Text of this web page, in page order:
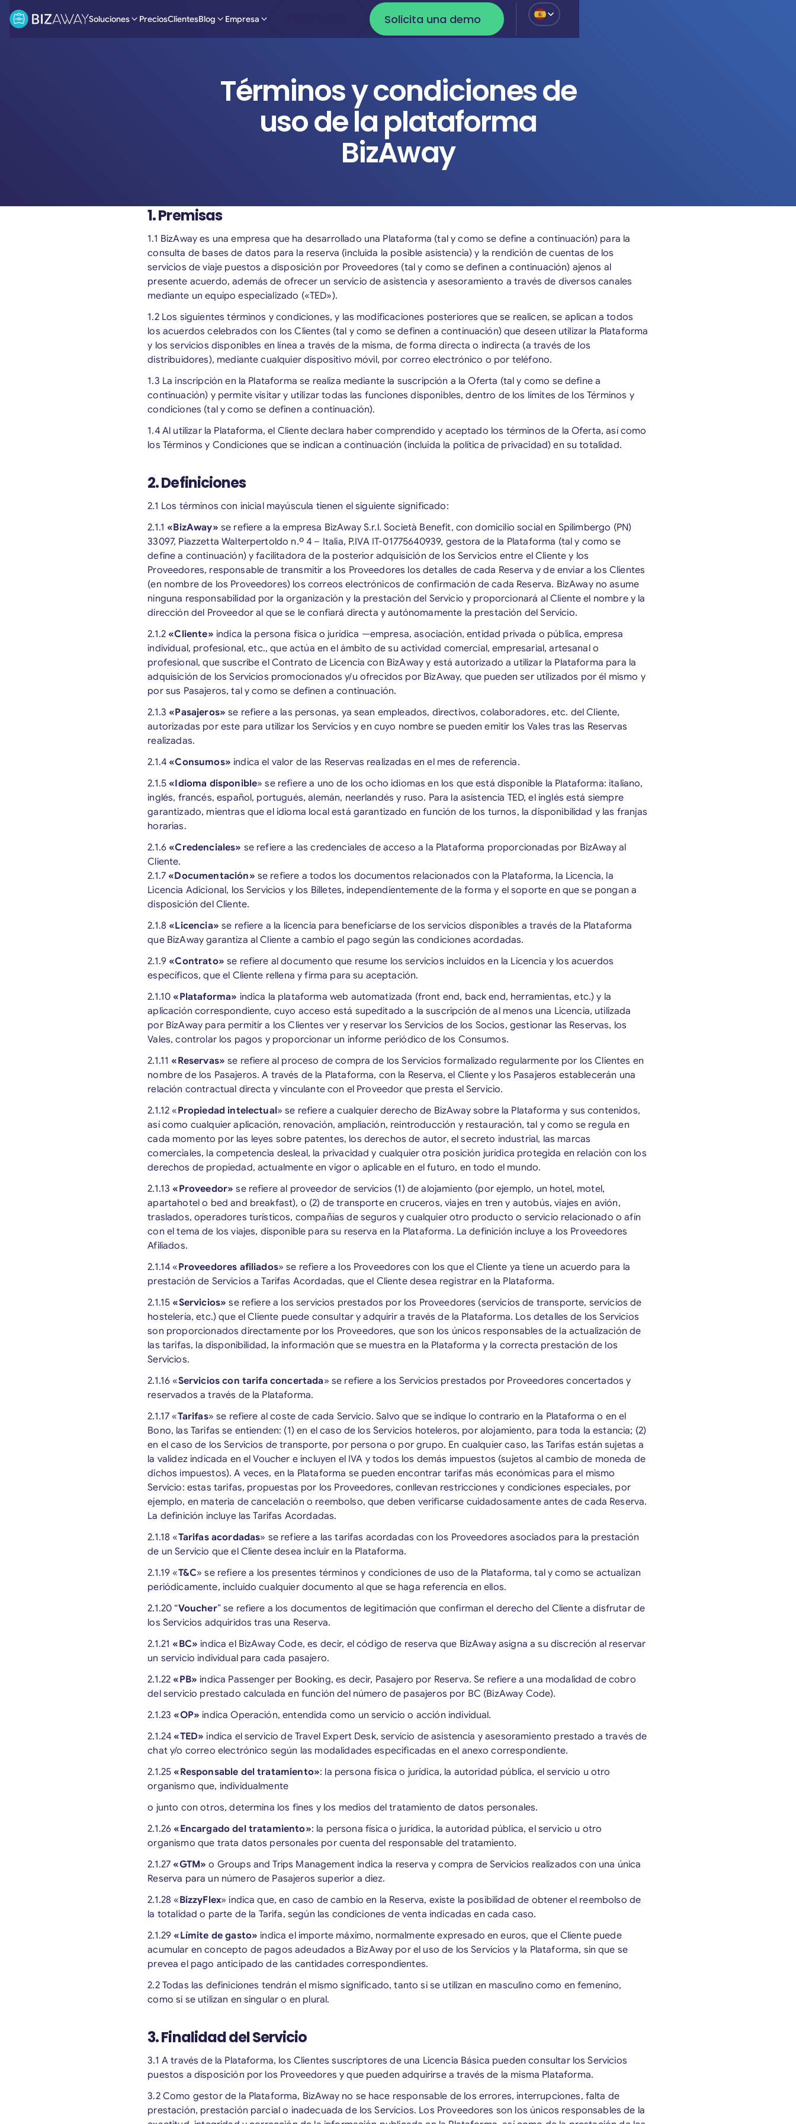
Soluciones PreciosClientesBlog Empresa Iniciar sesión Solicita una demo
Solicita una demo
Términos y condiciones de
uso de la plataforma
BizAway
1. Premisas
1.1 BizAway es una empresa que ha desarrollado una Plataforma (tal y como se define a continuación) para la
consulta de bases de datos para la reserva (incluida la posible asistencia) y la rendición de cuentas de los
servicios de viaje puestos a disposición por Proveedores (tal y como se definen a continuación) ajenos al
presente acuerdo, además de ofrecer un servicio de asistencia y asesoramiento a través de diversos canales
mediante un equipo especializado («TED»).
1.2 Los siguientes términos y condiciones, y las modificaciones posteriores que se realicen, se aplican a todos
los acuerdos celebrados con los Clientes (tal y como se definen a continuación) que deseen utilizar la Plataforma
y los servicios disponibles en línea a través de la misma, de forma directa o indirecta (a través de los
distribuidores), mediante cualquier dispositivo móvil, por correo electrónico o por teléfono.
1.3 La inscripción en la Plataforma se realiza mediante la suscripción a la Oferta (tal y como se define a
continuación) y permite visitar y utilizar todas las funciones disponibles, dentro de los límites de los Términos y
condiciones (tal y como se definen a continuación).
1.4 Al utilizar la Plataforma, el Cliente declara haber comprendido y aceptado los términos de la Oferta, así como
los Términos y Condiciones que se indican a continuación (incluida la política de privacidad) en su totalidad.
2. Definiciones
2.1 Los términos con inicial mayúscula tienen el siguiente significado:
2.1.1«BizAway» se refiere a la empresa BizAway S.r.l. Società Benefit, con domicilio social en Spilimbergo (PN)
33097, Piazzetta Walterpertoldo n.º 4 – Italia, P.IVA IT-01775640939, gestora de la Plataforma (tal y como se
define a continuación) y facilitadora de la posterior adquisición de los Servicios entre el Cliente y los
Proveedores, responsable de transmitir a los Proveedores los detalles de cada Reserva y de enviar a los Clientes
(en nombre de los Proveedores) los correos electrónicos de confirmación de cada Reserva. BizAway no asume
ninguna responsabilidad por la organización y la prestación del Servicio y proporcionará al Cliente el nombre y la
dirección del Proveedor al que se le confiará directa y autónomamente la prestación del Servicio.
2.1.2«Cliente» indica la persona física o jurídica —empresa, asociación, entidad privada o pública, empresa
individual, profesional, etc., que actúa en el ámbito de su actividad comercial, empresarial, artesanal o
profesional, que suscribe el Contrato de Licencia con BizAway y está autorizado a utilizar la Plataforma para la
adquisición de los Servicios promocionados y/u ofrecidos por BizAway, que pueden ser utilizados por él mismo y
por sus Pasajeros, tal y como se definen a continuación.
2.1.3«Pasajeros»se refiere a las personas, ya sean empleados, directivos, colaboradores, etc. del Cliente,
autorizadas por este para utilizar los Servicios y en cuyo nombre se pueden emitir los Vales tras las Reservas
realizadas.
2.1.4«Consumos»indica el valor de las Reservas realizadas en el mes de referencia.
2.1.5«Idioma disponible» se refiere a uno de los ocho idiomas en los que está disponible la Plataforma: italiano,
inglés, francés, español, portugués, alemán, neerlandés y ruso. Para la asistencia TED, el inglés está siempre
garantizado, mientras que el idioma local está garantizado en función de los turnos, la disponibilidad y las franjas
horarias.
2.1.6«Credenciales» se refiere a las credenciales de acceso a la Plataforma proporcionadas por BizAway al
Cliente.
2.1.7«Documentación» se refiere a todos los documentos relacionados con la Plataforma, la Licencia, la
Licencia Adicional, los Servicios y los Billetes, independientemente de la forma y el soporte en que se pongan a
disposición del Cliente.
2.1.8«Licencia»se refiere a la licencia para beneficiarse de los servicios disponibles a través de la Plataforma
que BizAway garantiza al Cliente a cambio el pago según las condiciones acordadas.
2.1.9«Contrato»se refiere al documento que resume los servicios incluidos en la Licencia y los acuerdos
específicos, que el Cliente rellena y firma para su aceptación.
2.1.10«Plataforma» indica la plataforma web automatizada (front end, back end, herramientas, etc.) y la
aplicación correspondiente, cuyo acceso está supeditado a la suscripción de al menos una Licencia, utilizada
por BizAway para permitir a los Clientes ver y reservar los Servicios de los Socios, gestionar las Reservas, los
Vales, controlar los pagos y proporcionar un informe periódico de los Consumos.
2.1.11«Reservas»se refiere al proceso de compra de los Servicios formalizado regularmente por los Clientes en
nombre de los Pasajeros. A través de la Plataforma, con la Reserva, el Cliente y los Pasajeros establecerán una
relación contractual directa y vinculante con el Proveedor que presta el Servicio.
2.1.12 «Propiedad intelectual» se refiere a cualquier derecho de BizAway sobre la Plataforma y sus contenidos,
así como cualquier aplicación, renovación, ampliación, reintroducción y restauración, tal y como se regula en
cada momento por las leyes sobre patentes, los derechos de autor, el secreto industrial, las marcas
comerciales, la competencia desleal, la privacidad y cualquier otra posición jurídica protegida en relación con los
derechos de propiedad, actualmente en vigor o aplicable en el futuro, en todo el mundo.
2.1.13«Proveedor»se refiere al proveedor de servicios (1) de alojamiento (por ejemplo, un hotel, motel,
apartahotel o bed and breakfast), o (2) de transporte en cruceros, viajes en tren y autobús, viajes en avión,
traslados, operadores turísticos, compañías de seguros y cualquier otro producto o servicio relacionado o afín
con el tema de los viajes, disponible para su reserva en la Plataforma. La definición incluye a los Proveedores
Afiliados.
2.1.14 «Proveedores afiliados» se refiere a los Proveedores con los que el Cliente ya tiene un acuerdo para la
prestación de Servicios a Tarifas Acordadas, que el Cliente desea registrar en la Plataforma.
2.1.15«Servicios»se refiere a los servicios prestados por los Proveedores (servicios de transporte, servicios de
hostelería, etc.) que el Cliente puede consultar y adquirir a través de la Plataforma. Los detalles de los Servicios
son proporcionados directamente por los Proveedores, que son los únicos responsables de la actualización de
las tarifas, la disponibilidad, la información que se muestra en la Plataforma y la correcta prestación de los
Servicios.
2.1.16 «Servicios con tarifa concertada» se refiere a los Servicios prestados por Proveedores concertados y
reservados a través de la Plataforma.
2.1.17 «Tarifas» se refiere al coste de cada Servicio. Salvo que se indique lo contrario en la Plataforma o en el
Bono, las Tarifas se entienden: (1) en el caso de los Servicios hoteleros, por alojamiento, para toda la estancia; (2)
en el caso de los Servicios de transporte, por persona o por grupo. En cualquier caso, las Tarifas están sujetas a
la validez indicada en el Voucher e incluyen el IVA y todos los demás impuestos (sujetos al cambio de moneda de
dichos impuestos). A veces, en la Plataforma se pueden encontrar tarifas más económicas para el mismo
Servicio: estas tarifas, propuestas por los Proveedores, conllevan restricciones y condiciones especiales, por
ejemplo, en materia de cancelación o reembolso, que deben verificarse cuidadosamente antes de cada Reserva.
La definición incluye las Tarifas Acordadas.
2.1.18 «Tarifas acordadas» se refiere a las tarifas acordadas con los Proveedores asociados para la prestación
de un Servicio que el Cliente desea incluir en la Plataforma.
2.1.19 «T&C» se refiere a los presentes términos y condiciones de uso de la Plataforma, tal y como se actualizan
periódicamente, incluido cualquier documento al que se haga referencia en ellos.
2.1.20 “Voucher” se refiere a los documentos de legitimación que confirman el derecho del Cliente a disfrutar de
los Servicios adquiridos tras una Reserva.
2.1.21«BC»indica el BizAway Code, es decir, el código de reserva que BizAway asigna a su discreción al reservar
un servicio individual para cada pasajero.
2.1.22«PB»indica Passenger per Booking, es decir, Pasajero por Reserva. Se refiere a una modalidad de cobro
del servicio prestado calculada en función del número de pasajeros por BC (BizAway Code).
2.1.23«OP»indica Operación, entendida como un servicio o acción individual.
2.1.24«TED»indica el servicio de Travel Expert Desk, servicio de asistencia y asesoramiento prestado a través de
chat y/o correo electrónico según las modalidades especificadas en el anexo correspondiente.
2.1.25«Responsable del tratamiento»: la persona física o jurídica, la autoridad pública, el servicio u otro
organismo que, individualmente
o junto con otros, determina los fines y los medios del tratamiento de datos personales.
2.1.26 «Encargado del tratamiento»: la persona física o jurídica, la autoridad pública, el servicio u otro
organismo que trata datos personales por cuenta del responsable del tratamiento.
2.1.27«GTM»o Groups and Trips Management indica la reserva y compra de Servicios realizados con una única
Reserva para un número de Pasajeros superior a diez.
2.1.28 «BizzyFlex» indica que, en caso de cambio en la Reserva, existe la posibilidad de obtener el reembolso de
la totalidad o parte de la Tarifa, según las condiciones de venta indicadas en cada caso.
2.1.29«Límite de gasto»indica el importe máximo, normalmente expresado en euros, que el Cliente puede
acumular en concepto de pagos adeudados a BizAway por el uso de los Servicios y la Plataforma, sin que se
prevea el pago anticipado de las cantidades correspondientes.
2.2 Todas las definiciones tendrán el mismo significado, tanto si se utilizan en masculino como en femenino,
como si se utilizan en singular o en plural.
3. Finalidad del Servicio
3.1 A través de la Plataforma, los Clientes suscriptores de una Licencia Básica pueden consultar los Servicios
puestos a disposición por los Proveedores y que pueden adquirirse a través de la misma Plataforma.
3.2 Como gestor de la Plataforma, BizAway no se hace responsable de los errores, interrupciones, falta de
prestación, prestación parcial o inadecuada de los Servicios. Los Proveedores son los únicos responsables de la